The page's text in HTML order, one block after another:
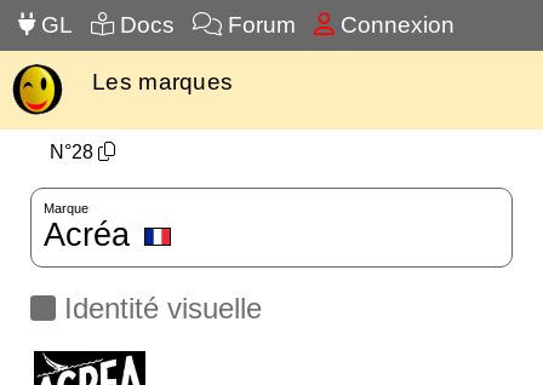
GL Docs Forum Connexion
Les marques
N°28
Marque
Acréa
Identité visuelle